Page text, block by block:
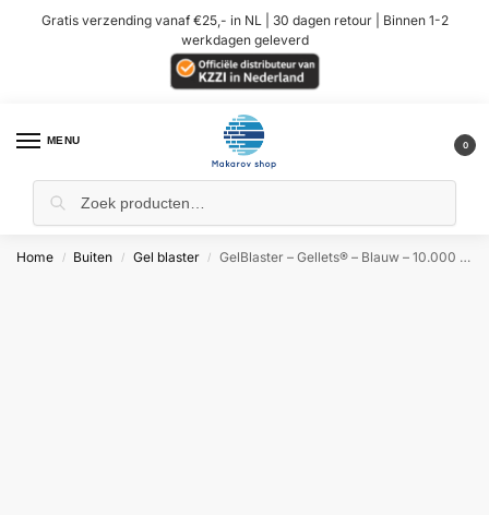
Gratis verzending vanaf €25,- in NL | 30 dagen retour | Binnen 1-2
werkdagen geleverd
MENU 0
Home / Buiten / Gel blaster / GelBlaster – Gellets® – Blauw – 10.000 stuks